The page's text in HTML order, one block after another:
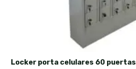
Locker porta celulares 60 puertas